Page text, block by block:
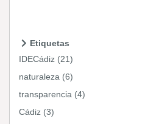
Etiquetas
IDECádiz (21)
naturaleza (6)
transparencia (4)
Cádiz (3)